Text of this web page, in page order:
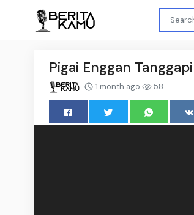
Pigai Enggan
1 month ago 58